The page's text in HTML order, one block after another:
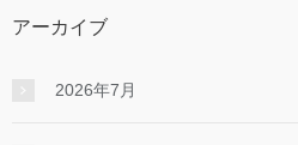
アーカイブ
2026年7月